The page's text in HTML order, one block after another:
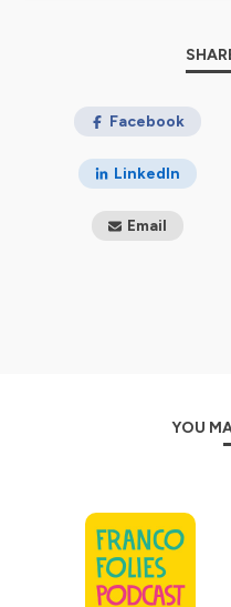
Hébergé par Ausha.
pour plus
Facebook
LinkedIn
Email
YOU